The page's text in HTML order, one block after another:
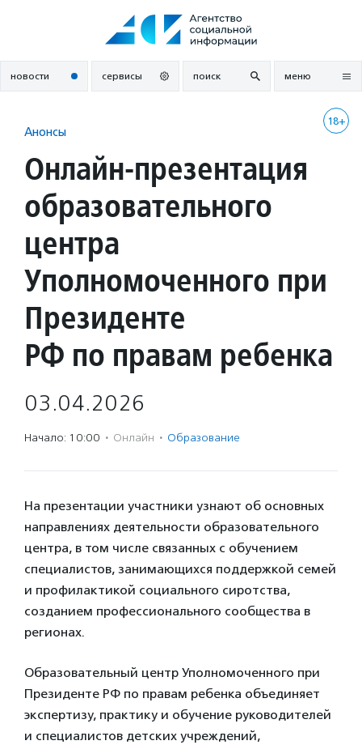
новости сервисы поиск меню
18+
Анонсы
Онлайн-презентация
образовательного
центра
Уполномоченного при
Президенте
РФ по правам ребенка
03.04.2026
Начало: 10:00 · Онлайн · Образование
На презентации участники узнают об основных
направлениях деятельности образовательного
центра, в том числе связанных с обучением
специалистов, занимающихся поддержкой семей
и профилактикой социального сиротства,
созданием профессионального сообщества в
регионах.
Образовательный центр Уполномоченного при
Президенте РФ по правам ребенка объединяет
экспертизу, практику и обучение руководителей
и специалистов детских учреждений,